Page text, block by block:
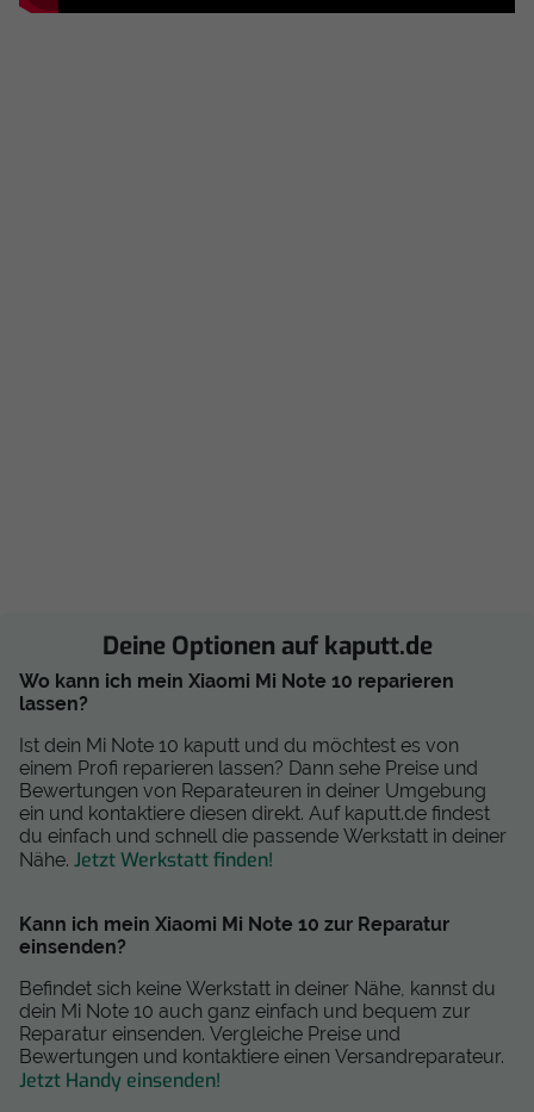
Deine Optionen auf kaputt.de
Wo kann ich mein Xiaomi Mi Note 10 reparieren
lassen?
Ist dein Mi Note 10 kaputt und du möchtest es von
einem Profi reparieren lassen? Dann sehe Preise und
Bewertungen von Reparateuren in deiner Umgebung
ein und kontaktiere diesen direkt. Auf kaputt.de findest
du einfach und schnell die passende Werkstatt in deiner
Nähe. Jetzt Werkstatt finden!
Kann ich mein Xiaomi Mi Note 10 zur Reparatur
einsenden?
Befindet sich keine Werkstatt in deiner Nähe, kannst du
dein Mi Note 10 auch ganz einfach und bequem zur
Reparatur einsenden. Vergleiche Preise und
Bewertungen und kontaktiere einen Versandreparateur.
Jetzt Handy einsenden!